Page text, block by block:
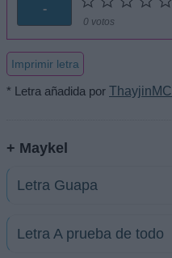
-
0 votos
Imprimir letra
* Letra añadida por ThayjinMC
+ Maykel
Letra Guapa
Letra A prueba de todo